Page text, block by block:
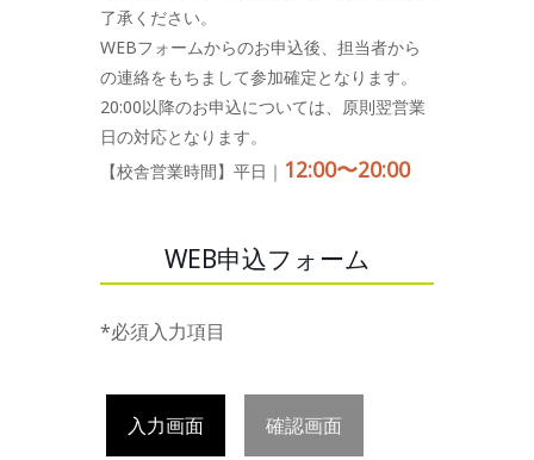
了承ください。
WEBフォームからのお申込後、担当者から
の連絡をもちまして参加確定となります。
20:00以降のお申込については、原則翌営業
日の対応となります。
【校舎営業時間】平日｜ 12:00〜20:00
WEB申込フォーム
*必須入力項目
入力画面 確認画面